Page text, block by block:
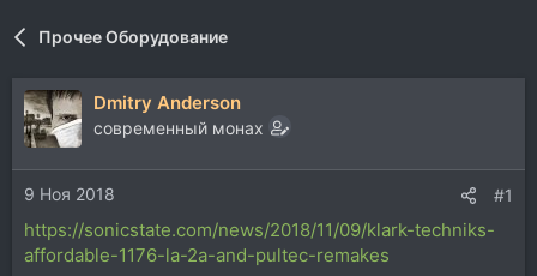
т
р
т
е
м
н
а
ч
Прочее Оборудование
Dmitry Anderson
современный монах
9 Ноя 2018 #1
https://sonicstate.com/news/2018/11/09/klark-techniks-
affordable-1176-la-2a-and-pultec-remakes